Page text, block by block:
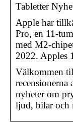
Tabletter
Apple har
Pro, en 11-
med M2-
2022. Apples
Välkommen
nyheter om
ljud, bilar och